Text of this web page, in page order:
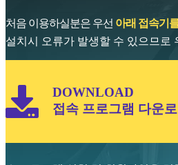
처음 이용하실분은 우선 아래 접속기
설치시 오류가 발생할 수 있으므로
DOWNLOAD
접속 프로그램 다운